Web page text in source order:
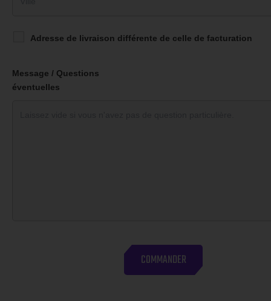
Adresse de livraison différente de celle de facturation
Message / Questions
éventuelles